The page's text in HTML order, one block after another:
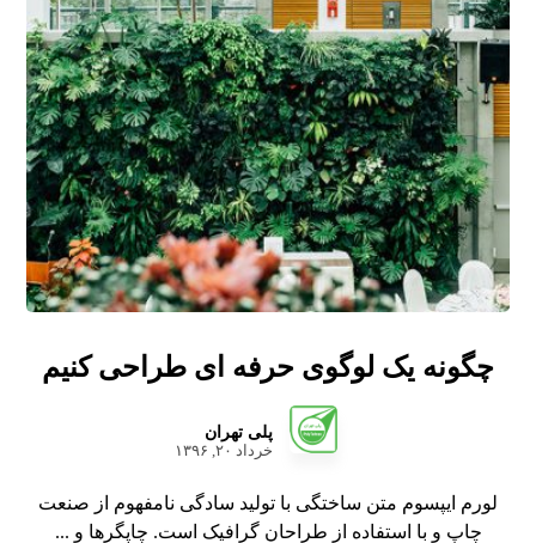
چگونه یک لوگوی حرفه ای طراحی کنیم
پلی تهران
خرداد ۲۰, ۱۳۹۶
لورم ایپسوم متن ساختگی با تولید سادگی نامفهوم از صنعت
چاپ و با استفاده از طراحان گرافیک است. چاپگرها و ...